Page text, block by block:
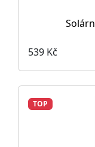
539 Kč
TOP